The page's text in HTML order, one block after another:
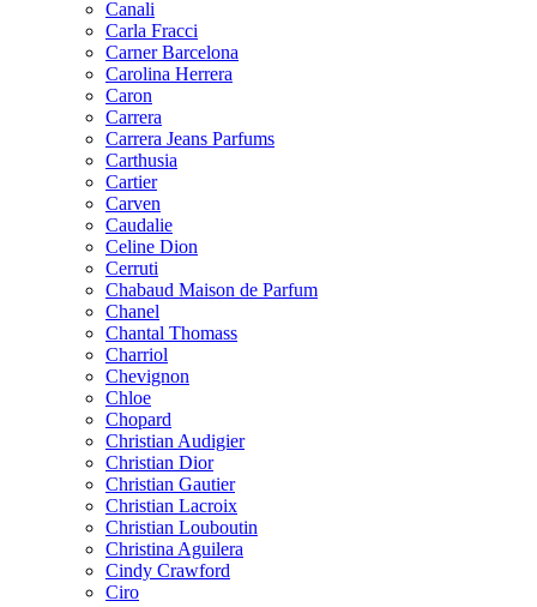
Canali
Carla Fracci
Carner Barcelona
Carolina Herrera
Caron
Carrera
Carrera Jeans Parfums
Carthusia
Cartier
Carven
Caudalie
Celine Dion
Cerruti
Chabaud Maison de Parfum
Chanel
Chantal Thomass
Charriol
Chevignon
Chloe
Chopard
Christian Audigier
Christian Dior
Christian Gautier
Christian Lacroix
Christian Louboutin
Christina Aguilera
Cindy Crawford
Ciro